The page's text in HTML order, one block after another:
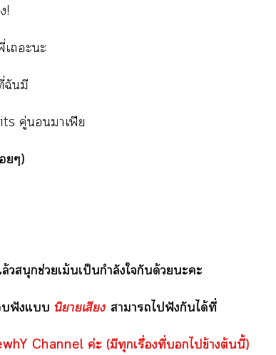
!
ะะ
ฉันมี
คู่าเฟีย
ยๆ)
วสนุกช่วยเม้นเป็นกำลังใกันด้วยะะ
ฟังแ นิยายเสียง าาไฟังกันได้ที่
Channel ค่ะ (มีทุกเรื่องที่ไข้างต้นนี้)